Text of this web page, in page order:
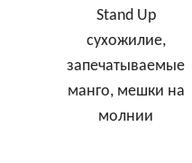
Stand Up
сухожилие,
запечатываемые
манго, мешки на
молнии